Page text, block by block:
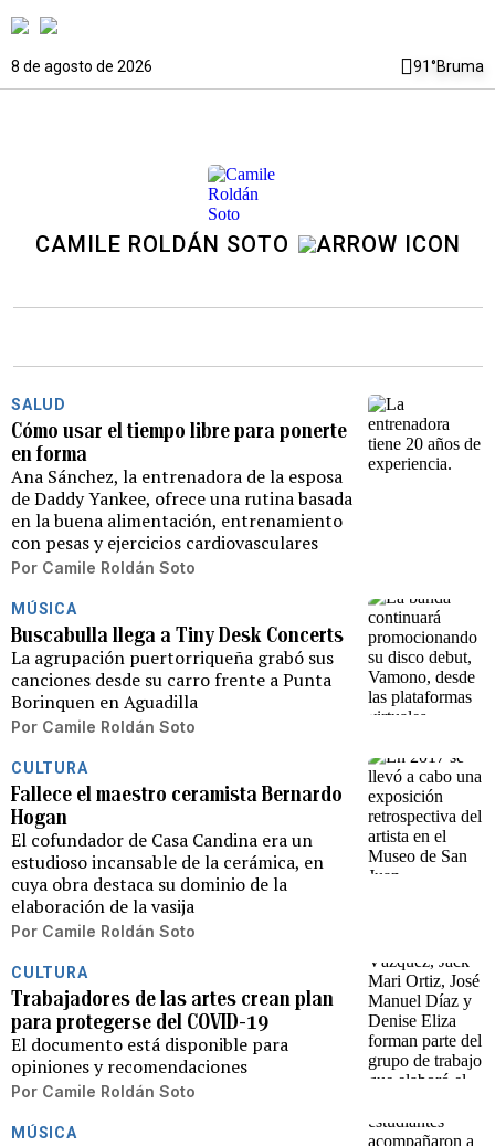
8 de agosto de 2026 91°Bruma
CAMILE ROLDÁN SOTO
SALUD
Cómo usar el tiempo libre para ponerte
en forma
Ana Sánchez, la entrenadora de la esposa
de Daddy Yankee, ofrece una rutina basada
en la buena alimentación, entrenamiento
con pesas y ejercicios cardiovasculares
Por Camile Roldán Soto
MÚSICA
Buscabulla llega a Tiny Desk Concerts
La agrupación puertorriqueña grabó sus
canciones desde su carro frente a Punta
Borinquen en Aguadilla
Por Camile Roldán Soto
CULTURA
Fallece el maestro ceramista Bernardo
Hogan
El cofundador de Casa Candina era un
estudioso incansable de la cerámica, en
cuya obra destaca su dominio de la
elaboración de la vasija
Por Camile Roldán Soto
CULTURA
Trabajadores de las artes crean plan
para protegerse del COVID-19
El documento está disponible para
opiniones y recomendaciones
Por Camile Roldán Soto
MÚSICA